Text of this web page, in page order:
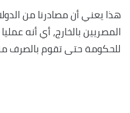
هذا يعني أن مصادرنا من
المصريين بالخارج، أي أنه
للحكومة حتى تقوم بالصرف